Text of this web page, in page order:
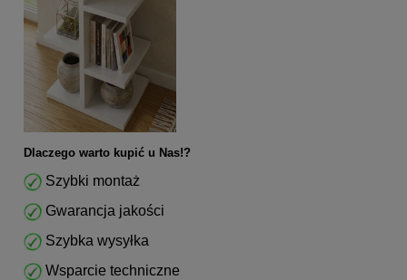
Dlaczego warto kupić u Nas!?
Szybki montaż
Gwarancja jakości
Szybka wysyłka
Wsparcie techniczne